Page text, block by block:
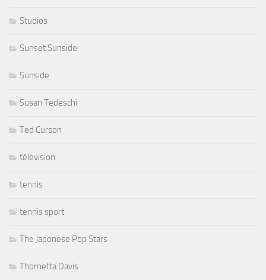
Studios
Sunset Sunside
Sunside
Susan Tedeschi
Ted Curson
télevision
tennis
tennis sport
The Japonese Pop Stars
Thornetta Davis